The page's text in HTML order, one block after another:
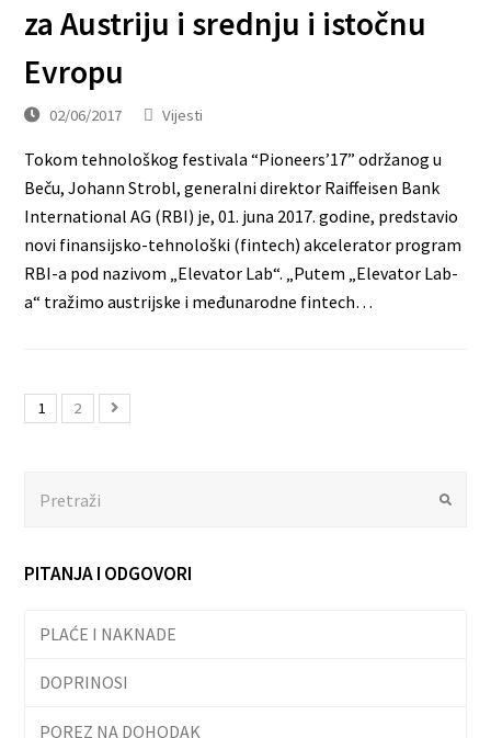
za Austriju i srednju i istočnu
Evropu
02/06/2017 Vijesti
Tokom tehnološkog festivala “Pioneers’17” održanog u
Beču, Johann Strobl, generalni direktor Raiffeisen Bank
International AG (RBI) je, 01. juna 2017. godine, predstavio
novi finansijsko-tehnološki (fintech) akcelerator program
RBI-a pod nazivom „Elevator Lab“. „Putem „Elevator Lab-
a“ tražimo austrijske i međunarodne fintech…
1 2
PITANJA I ODGOVORI
PLAĆE I NAKNADE
DOPRINOSI
POREZ NA DOHODAK